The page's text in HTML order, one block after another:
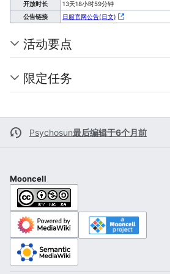
开放时长
13天18小时59分钟
公告链接
日服官网公告(日文)
活动要点
限定任务
Psychosun最后编辑于6个月前
Mooncell